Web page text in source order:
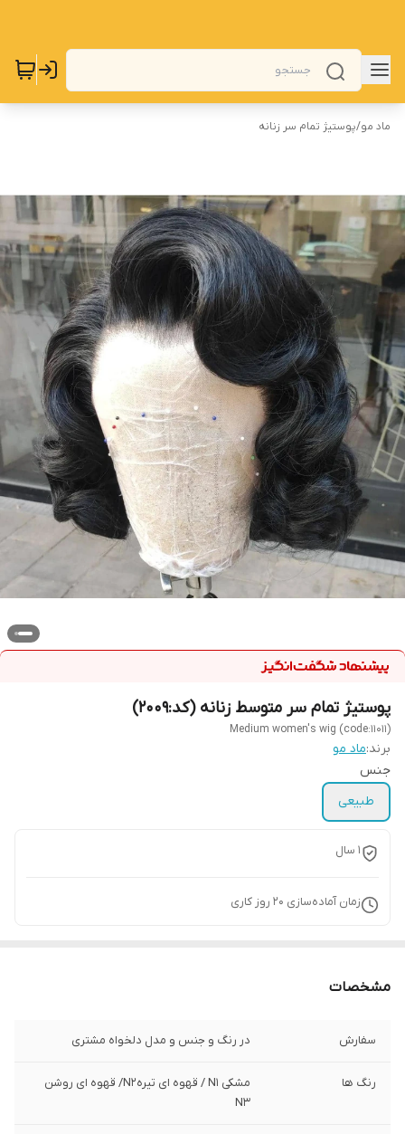
ماد مو/پوستیژ تمام سر زنانه
پوستیژ تمام سر متوسط زنانه (کد:2009)
Medium women's wig (code:11011)
برند:ماد مو
جنس
طبیعی
1 سال
زمان آماده‌سازی 20 روز کاری
مشخصات
سفارش در رنگ و جنس و مدل دلخواه مشتری
رنگ ها
مشکی N1 / قهوه ای تیرهN2/ قهوه ای روشن
N3